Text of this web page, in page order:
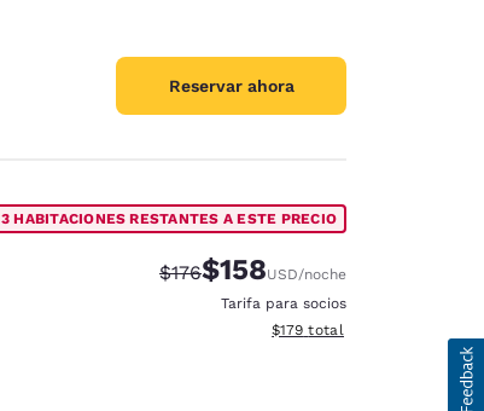
Reservar ahora
3 HABITACIONES RESTANTES A ESTE PRECIO
Precio tachado:
$176Precio con descuento:
$158USD/noche
Tarifa para socios
Ver detalles del total
$179 total